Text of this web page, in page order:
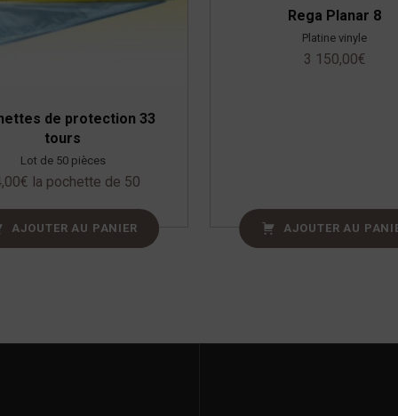
de protection 33
tours
Lot de 50 pièces
€ la pochette de 50
AJOUTER AU PANIER
Rega Planar 8
Platine vinyle
3 150,00€
AJOUTER AU